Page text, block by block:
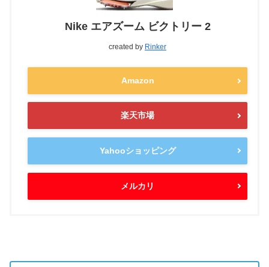
Nike エアズーム ビクトリー 2
created by Rinker
Amazon
楽天市場
Yahooショッピング
メルカリ